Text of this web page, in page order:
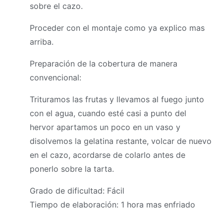
sobre el cazo.
Proceder con el montaje como ya explico mas
arriba.
Preparación de la cobertura de manera
convencional:
Trituramos las frutas y llevamos al fuego junto
con el agua, cuando esté casi a punto del
hervor apartamos un poco en un vaso y
disolvemos la gelatina restante, volcar de nuevo
en el cazo, acordarse de colarlo antes de
ponerlo sobre la tarta.
Grado de dificultad: Fácil
Tiempo de elaboración: 1 hora mas enfriado